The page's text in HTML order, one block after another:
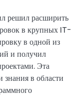
решил расширить
в крупных IT-
в одной из
и получил
Эта
знания в области